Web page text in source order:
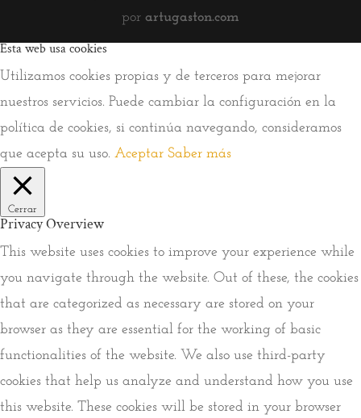
por artugaston.com
Esta web usa cookies
Utilizamos cookies propias y de terceros para mejorar
nuestros servicios. Puede cambiar la configuración en la
política de cookies, si continúa navegando, consideramos
que acepta su uso. Aceptar Saber más
Cerrar
Privacy Overview
This website uses cookies to improve your experience while
you navigate through the website. Out of these, the cookies
that are categorized as necessary are stored on your
browser as they are essential for the working of basic
functionalities of the website. We also use third-party
cookies that help us analyze and understand how you use
this website. These cookies will be stored in your browser